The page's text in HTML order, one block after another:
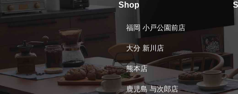
Shop
福岡 小戸公園前店
大分 新川店
熊本店
鹿児島 与次郎店